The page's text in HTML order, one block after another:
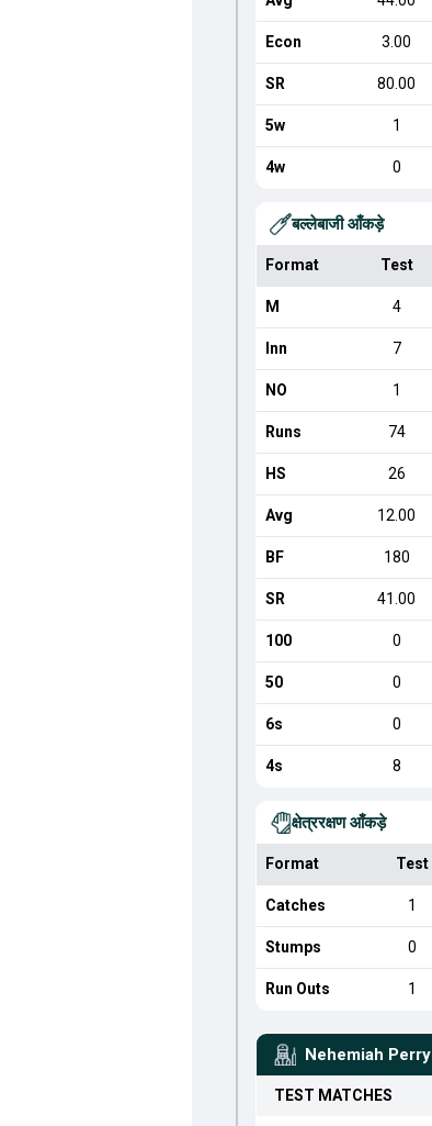
Econ 3.00
SR 80.00
5w 1
4w 0
बल्लेबाजी आँकड़े
Format Test
M 4
Inn 7
NO 1
Runs 74
HS 26
Avg 12.00
BF 180
SR 41.00
100 0
50 0
6s 0
4s 8
क्षेत्ररक्षण आँकड़े
Format Test
Catches 1
Stumps 0
Run Outs 1
Nehemiah Perry
TEST MATCHES